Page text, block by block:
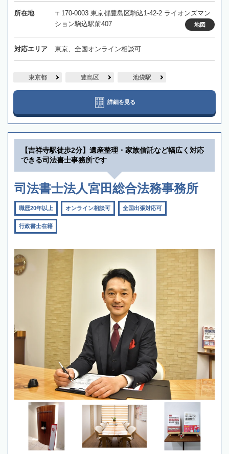
所在地
〒170-0003 東京都豊島区駒込1-42-2 ライオンズマン
ション駒込駅前407
地図
対応エリア 東京、全国オンライン相談可
東京都 豊島区 池袋駅
詳細を見る
【吉祥寺駅徒歩2分】遺産整理・家族信託など幅広く対応
できる司法書士事務所です
司法書士法人宮田総合法務事務所
職歴20年以上 オンライン相談可 全国出張対応可
行政書士在籍